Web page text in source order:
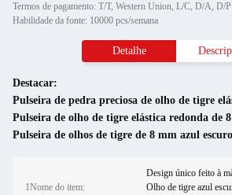
Termos de pagamento: T/T, Western Union, L/C, D/A, D/P
Habilidade da fonte: 10000 pcs/semana
Detalhe
Destacar:
Pulseira de pedra preciosa de olho de tigre
Pulseira de olho de tigre elástica redonda de
Pulseira de olhos de tigre de 8 mm azul escuro
1Nome do item:
Design único feito à
Olho de tigre azul